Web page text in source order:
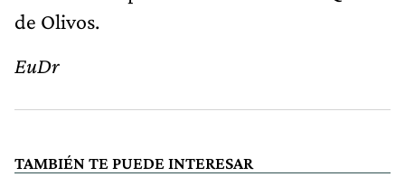
de Olivos.
EuDr
TAMBIÉN TE PUEDE INTERESAR